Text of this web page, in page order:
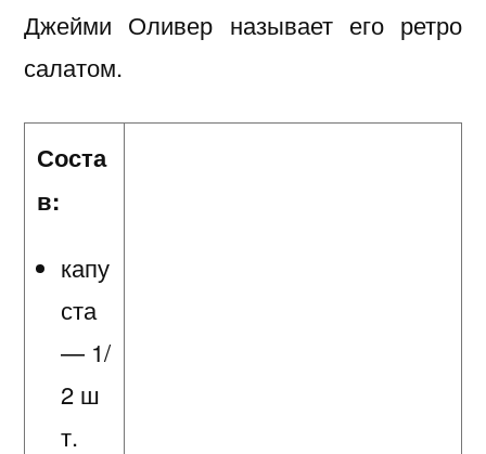
Джейми Оливер называет его ретро
салатом.
Соста
в:
капу
ста
— 1/
2 ш
т.